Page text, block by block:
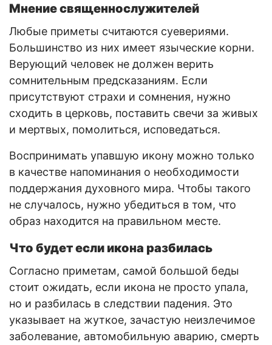
Мнение священнослужителей
Любые приметы считаются суевериями.
Большинство из них имеет языческие корни.
Верующий человек не должен верить
сомнительным предсказаниям. Если
присутствуют страхи и сомнения, нужно
сходить в церковь, поставить свечи за живых
и мертвых, помолиться, исповедаться.
Воспринимать упавшую икону можно только
в качестве напоминания о необходимости
поддержания духовного мира. Чтобы такого
не случалось, нужно убедиться в том, что
образ находится на правильном месте.
Что будет если икона разбилась
Согласно приметам, самой большой беды
стоит ожидать, если икона не просто упала,
но и разбилась в следствии падения. Это
указывает на жуткое, зачастую неизлечимое
заболевание, автомобильную аварию, смерть